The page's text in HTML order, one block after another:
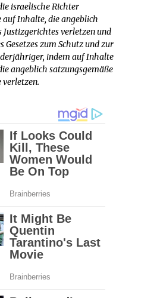
israelische Richter
Inhalte, die angeblich
Justizgerichtes verletzen und
Gesetzes zum Schutz und zur
indem auf Inhalte
angeblich satzungsgemäße